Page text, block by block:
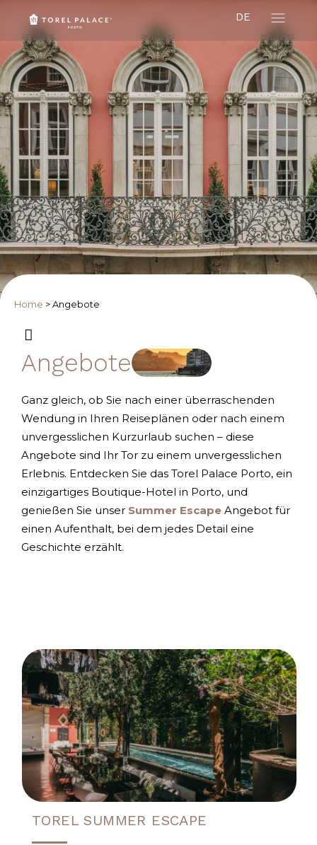
DE
Home > Angebote
Angebote
Ganz gleich, ob Sie nach einer überraschenden
Wendung in Ihren Reiseplänen oder nach einem
unvergesslichen Kurzurlaub suchen – diese
Angebote sind Ihr Tor zu einem unvergesslichen
Erlebnis. Entdecken Sie das Torel Palace Porto, ein
einzigartiges Boutique-Hotel in Porto, und
genießen Sie unser Summer Escape Angebot für
einen Aufenthalt, bei dem jedes Detail eine
Geschichte erzählt.
TOREL SUMMER ESCAPE